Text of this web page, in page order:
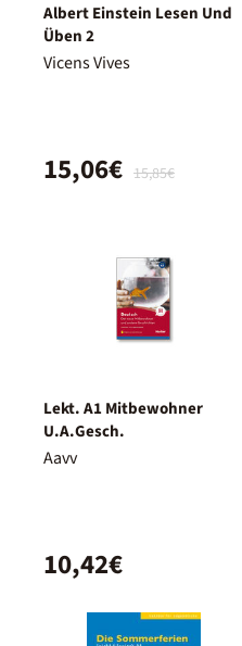
Albert Einstein Lesen Und
Üben 2
Vicens Vives
15,85€
15,06€
Lekt. A1 Mitbewohner
U.A.Gesch.
Aavv
10,42€